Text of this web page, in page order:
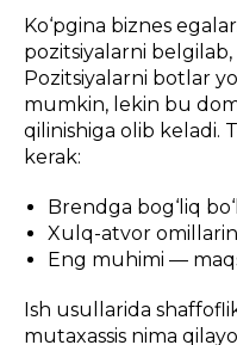
Ko‘pgina biznes
pozitsiyalarni belgilab,
Pozitsiyalarni botlar
mumkin, lekin bu
qilinishiga olib keladi.
kerak:
Brendga bog‘liq
Xulq-atvor
Eng muhimi —
Ish usullarida
mutaxassis nima